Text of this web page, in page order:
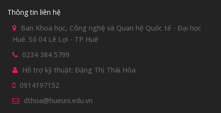
Thông tin liên hệ
Ban Khoa học, Công nghệ và Quan hệ Quốc tế - Đại học
Huế. Số 04 Lê Lợi - TP Huế
0234 384 5799
Hỗ trợ kỹ thuật: Đặng Thị Thái Hòa
0914197152
dthoa@hueuni.edu.vn